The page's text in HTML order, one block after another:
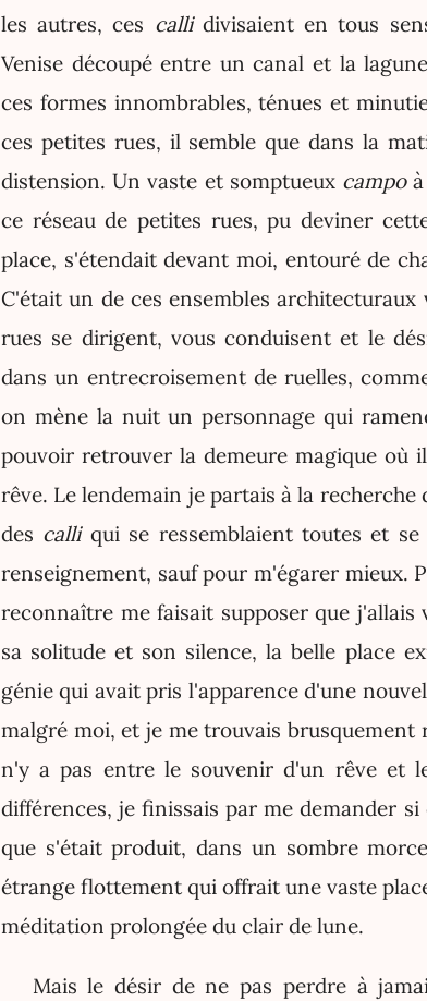
les autres, ces callidivisaient en tous
Venise découpé entre un canal et la
ces formes innombrables, ténues et
ces petites rues, il semble que dans la
distension. Un vaste et somptueux campoà
ce réseau de petites rues, pu deviner
place, s'étendait devant moi, entouré de
C'était un de ces ensembles
rues se dirigent, vous conduisent et le
dans un entrecroisement de ruelles,
on mène la nuit un personnage qui
pouvoir retrouver la demeure magique
rêve. Le lendemain je partais à la
des calliqui se ressemblaient toutes et
renseignement, sauf pour m'égarer mieux.
reconnaître me faisait supposer que
sa solitude et son silence, la belle place
génie qui avait pris l'apparence d'une
malgré moi, et je me trouvais brusquement
n'y a pas entre le souvenir d'un rêve et
différences, je finissais par me demander
que s'était produit, dans un sombre
étrange flottement qui offrait une vaste
méditation prolongée du clair de lune.
Mais le désir de ne pas perdre à